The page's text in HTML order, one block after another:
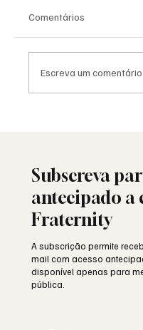
Comentários
Escreva um comentário
Subscreva
antecipado a
Fraternity
A subscrição permite
mail com acesso
disponível apenas para
pública.